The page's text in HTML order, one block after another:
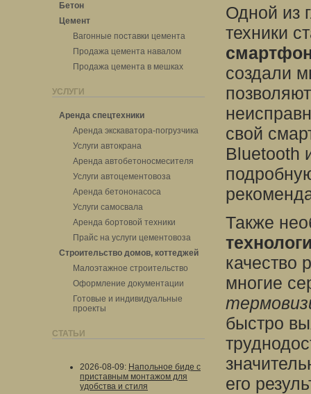
Бетон
Цемент
Вагонные поставки цемента
Продажа цемента навалом
Продажа цемента в мешках
УСЛУГИ
Аренда спецтехники
Аренда экскаватора-погрузчика
Услуги автокрана
Аренда автобетоносмесителя
Услуги автоцементовоза
Аренда бетононасоса
Услуги самосвала
Аренда бортовой техники
Прайс на услуги цементовоза
Строительство домов, коттеджей
Малоэтажное строительство
Оформление документации
Готовые и индивидуальные
проекты
СТАТЬИ
2026-08-09: Напольное биде с
приставным монтажом для
удобства и стиля
Одной из
техники
создали
свой
Bluetooth
Также
качество
многие
быстро
его